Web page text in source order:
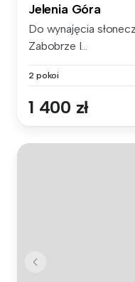
Jelenia Góra
Do wynajęcia
Zabobrze I...
2 pokoi
1 400 zł